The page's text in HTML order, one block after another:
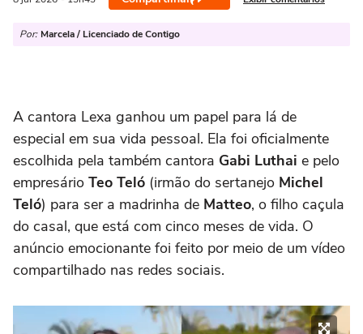
Por: Marcela / Licenciado de Contigo
A cantora Lexa ganhou um papel para lá de
especial em sua vida pessoal. Ela foi oficialmente
escolhida pela também cantora Gabi Luthai e pelo
empresário Teo Teló (irmão do sertanejo Michel
Teló) para ser a madrinha de Matteo, o filho caçula
do casal, que está com cinco meses de vida. O
anúncio emocionante foi feito por meio de um vídeo
compartilhado nas redes sociais.